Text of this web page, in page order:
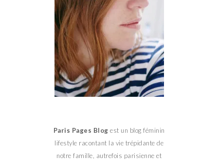
Paris Pages Blog est un blog féminin
lifestyle racontant la vie trépidante de
notre famille, autrefois parisienne et